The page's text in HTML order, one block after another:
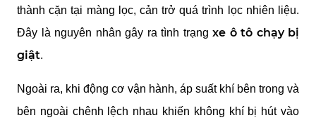
thành cặn tại màng lọc, cản trở quá trình lọc nhiên liệu.
Đây là nguyên nhân gây ra tình trạng xe ô tô chạy bị
giật.
Ngoài ra, khi động cơ vận hành, áp suất khí bên trong và
bên ngoài chênh lệch nhau khiến không khí bị hút vào